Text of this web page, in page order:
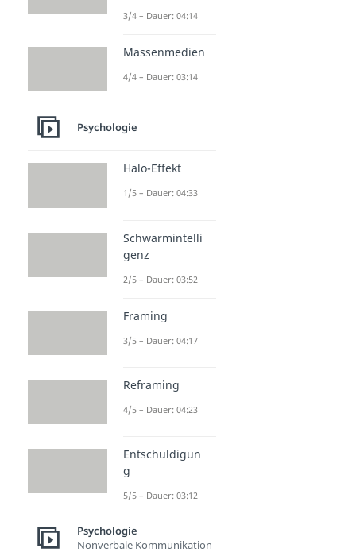
3/4 – Dauer: 04:14
Massenmedien
4/4 – Dauer: 03:14
Psychologie
Halo-Effekt
1/5 – Dauer: 04:33
Schwarmintelli
genz
2/5 – Dauer: 03:52
Framing
3/5 – Dauer: 04:17
Reframing
4/5 – Dauer: 04:23
Entschuldigun
g
5/5 – Dauer: 03:12
Psychologie
Nonverbale Kommunikation